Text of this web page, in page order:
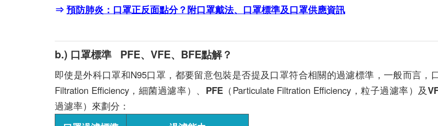
⇒ 預防肺炎：口罩正反面點分？附口罩戴法、口罩標準及口罩供應資訊
b.) 口罩標準 PFE、 VFE、 BFE點解？
即使是外科口罩和N95口罩，都要留意包裝是否提及口罩符合相關的過濾標準，一般而言，
Filtration Efficiency，細菌過濾率）、 PFE（Particulate Filtration Efficiency，粒子過濾率）及
過濾率）來劃分：